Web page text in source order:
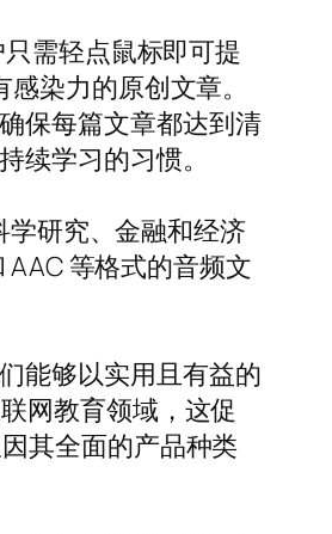
需轻点鼠标即可提
染力的原创文章。
保每篇文章都达到清
学习的习惯。
学研究、金融和经济
等格式的音频文
能够以实用且有益的
网教育领域，这促
其全面的产品种类